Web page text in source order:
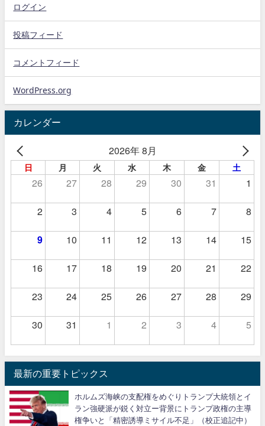
ログイン
投稿フィード
コメントフィード
WordPress.org
カレンダー
2026年 8月
日 月 火 水 木 金 土
26 27 28 29 30 31 1
2 3 4 5 6 7 8
9 10 11 12 13 14 15
16 17 18 19 20 21 22
23 24 25 26 27 28 29
30 31 1 2 3 4 5
最新の重要トピックス
ホルムズ海峡の支配権をめぐりトランプ大統領とイ
ラン強硬派が鋭く対立ー背景にトランプ政権の主導
権争いと「精密誘導ミサイル不足」（校正追記中）